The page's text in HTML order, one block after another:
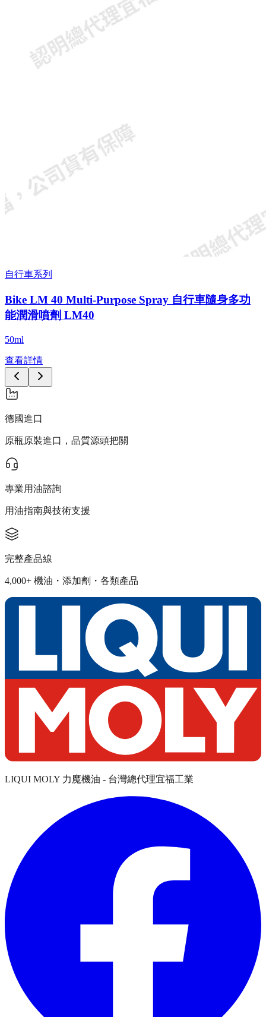
自行車系列
Bike LM 40 Multi-Purpose Spray 自行車隨身多功
能潤滑噴劑 LM40
50ml
查看詳情
德國進口
原瓶原裝進口，品質源頭把關
專業用油諮詢
用油指南與技術支援
完整產品線
4,000+ 機油・添加劑・各類產品
LIQUI MOLY 力魔機油 - 台灣總代理宜福工業